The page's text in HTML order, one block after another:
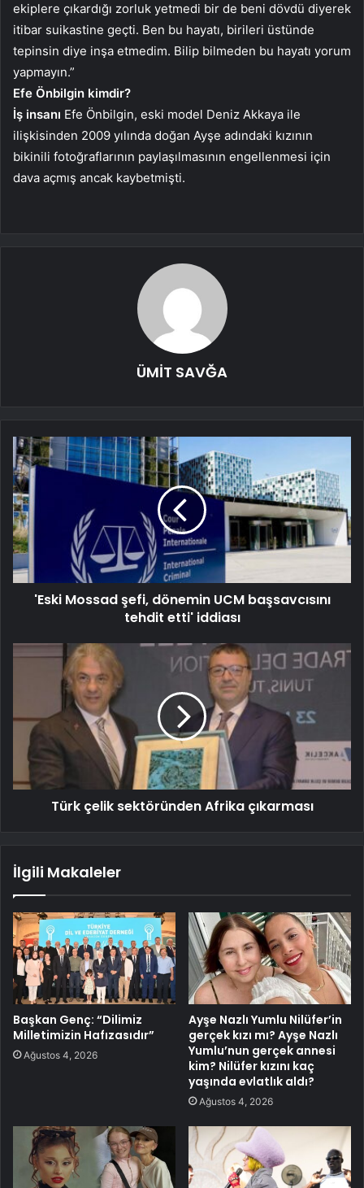
ekiplere çıkardığı zorluk yetmedi bir de beni dövdü diyerek
itibar suikastine geçti. Ben bu hayatı, birileri üstünde
tepinsin diye inşa etmedim. Bilip bilmeden bu hayatı yorum
yapmayın.”
Efe Önbilgin kimdir?
İş insanı Efe Önbilgin, eski model Deniz Akkaya ile
ilişkisinden 2009 yılında doğan Ayşe adındaki kızının
bikinili fotoğraflarının paylaşılmasının engellenmesi için
dava açmış ancak kaybetmişti.
ÜMİT SAVĞA
'Eski Mossad şefi, dönemin UCM başsavcısını
tehdit etti' iddiası
Türk çelik sektöründen Afrika çıkarması
İlgili Makaleler
Başkan Genç: “Dilimiz
Milletimizin Hafızasıdır”
Ağustos 4, 2026
Ayşe Nazlı Yumlu Nilüfer’in
gerçek kızı mı? Ayşe Nazlı
Yumlu’nun gerçek annesi
kim? Nilüfer kızını kaç
yaşında evlatlık aldı?
Ağustos 4, 2026